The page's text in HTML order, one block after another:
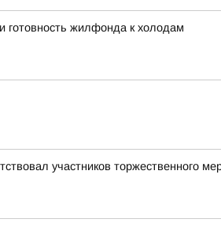
готовность жилфонда к холодам
участников торжественного